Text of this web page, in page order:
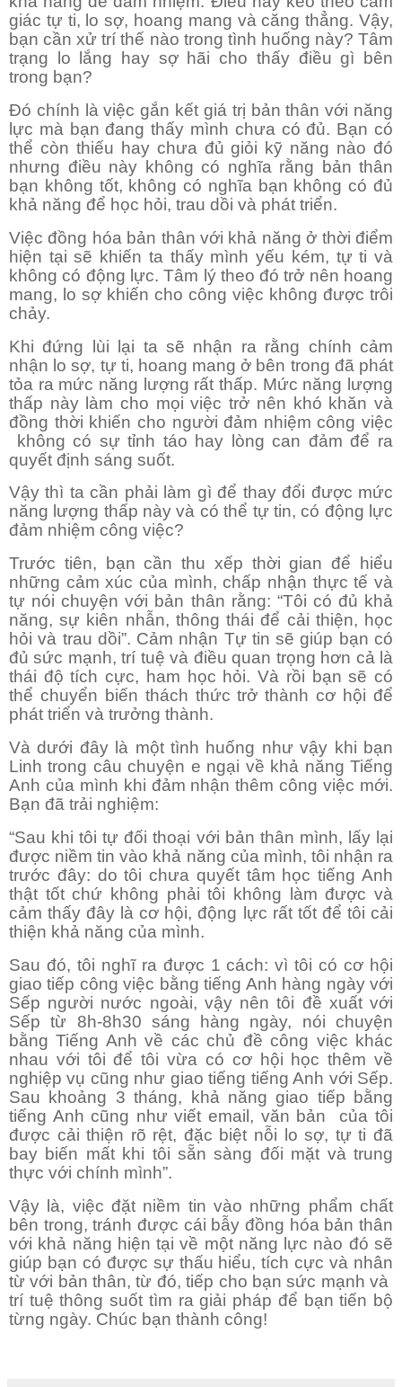
giác tự ti, lo sợ, hoang mang và căng thẳng. Vậy,
bạn cần xử trí thế nào trong tình huống này? Tâm
trạng lo lắng hay sợ hãi cho thấy điều gì bên
trong bạn?
Đó chính là việc gắn kết giá trị bản thân với năng
lực mà bạn đang thấy mình chưa có đủ. Bạn có
thể còn thiếu hay chưa đủ giỏi kỹ năng nào đó
nhưng điều này không có nghĩa rằng bản thân
bạn không tốt, không có nghĩa bạn không có đủ
khả năng để học hỏi, trau dồi và phát triển.
Việc đồng hóa bản thân với khả năng ở thời điểm
hiện tại sẽ khiến ta thấy mình yếu kém, tự ti và
không có động lực. Tâm lý theo đó trở nên hoang
mang, lo sợ khiến cho công việc không được trôi
chảy.
Khi đứng lùi lại ta sẽ nhận ra rằng chính cảm
nhận lo sợ, tự ti, hoang mang ở bên trong đã phát
tỏa ra mức năng lượng rất thấp. Mức năng lượng
thấp này làm cho mọi việc trở nên khó khăn và
đồng thời khiến cho người đảm nhiệm công việc
không có sự tỉnh táo hay lòng can đảm để ra
quyết định sáng suốt.
Vậy thì ta cần phải làm gì để thay đổi được mức
năng lượng thấp này và có thể tự tin, có động lực
đảm nhiệm công việc?
Trước tiên, bạn cần thu xếp thời gian để hiểu
những cảm xúc của mình, chấp nhận thực tế và
tự nói chuyện với bản thân rằng: “Tôi có đủ khả
năng, sự kiên nhẫn, thông thái để cải thiện, học
hỏi và trau dồi”. Cảm nhận Tự tin sẽ giúp bạn có
đủ sức mạnh, trí tuệ và điều quan trọng hơn cả là
thái độ tích cực, ham học hỏi. Và rồi bạn sẽ có
thể chuyển biến thách thức trở thành cơ hội để
phát triển và trưởng thành.
Và dưới đây là một tình huống như vậy khi bạn
Linh trong câu chuyện e ngại về khả năng Tiếng
Anh của mình khi đảm nhận thêm công việc mới.
Bạn đã trải nghiệm:
“Sau khi tôi tự đối thoại với bản thân mình, lấy lại
được niềm tin vào khả năng của mình, tôi nhận ra
trước đây: do tôi chưa quyết tâm học tiếng Anh
thật tốt chứ không phải tôi không làm được và
cảm thấy đây là cơ hội, động lực rất tốt để tôi cải
thiện khả năng của mình.
Sau đó, tôi nghĩ ra được 1 cách: vì tôi có cơ hội
giao tiếp công việc bằng tiếng Anh hàng ngày với
Sếp người nước ngoài, vậy nên tôi đề xuất với
Sếp từ 8h-8h30 sáng hàng ngày, nói chuyện
bằng Tiếng Anh về các chủ đề công việc khác
nhau với tôi để tôi vừa có cơ hội học thêm về
nghiệp vụ cũng như giao tiếng tiếng Anh với Sếp.
Sau khoảng 3 tháng, khả năng giao tiếp bằng
tiếng Anh cũng như viết email, văn bản của tôi
được cải thiện rõ rệt, đặc biệt nỗi lo sợ, tự ti đã
bay biến mất khi tôi sẵn sàng đối mặt và trung
thực với chính mình”.
Vậy là, việc đặt niềm tin vào những phẩm chất
bên trong, tránh được cái bẫy đồng hóa bản thân
với khả năng hiện tại về một năng lực nào đó sẽ
giúp bạn có được sự thấu hiểu, tích cực và nhân
từ với bản thân, từ đó, tiếp cho bạn sức mạnh và
trí tuệ thông suốt tìm ra giải pháp để bạn tiến bộ
từng ngày. Chúc bạn thành công!